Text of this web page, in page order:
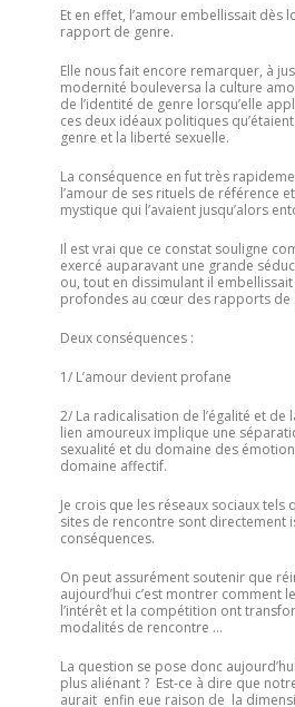
Et en effet, l’amour embellissait dès
rapport de genre.
Elle nous fait encore remarquer, à
modernité bouleversa la culture
de l’identité de genre lorsqu’elle
ces deux idéaux politiques
genre et la liberté sexuelle.
La conséquence en fut très
l’amour de ses rituels de référence et
mystique qui l’avaient jusqu’alors
Il est vrai que ce constat souligne
exercé auparavant une grande
ou, tout en dissimulant il
profondes au cœur des rapports de
Deux conséquences :
1/ L’amour devient profane
2/ La radicalisation de l’égalité et de
lien amoureux implique une
sexualité et du domaine des
domaine affectif.
Je crois que les réseaux sociaux tels
sites de rencontre sont directement
conséquences.
On peut assurément soutenir que
aujourd’hui c’est montrer comment
l’intérêt et la compétition ont
modalités de rencontre …
La question se pose donc
plus aliénant ? Est-ce à dire que
aurait enfin eue raison de la